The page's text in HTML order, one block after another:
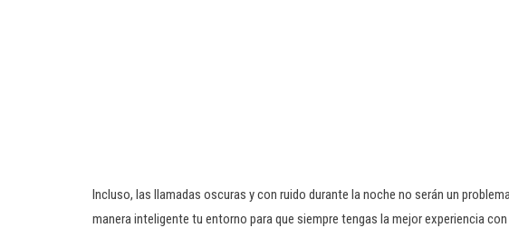
Incluso, las llamadas oscuras y con ruido durante la noche no serán un
manera inteligente tu entorno para que siempre tengas la mejor experiencia